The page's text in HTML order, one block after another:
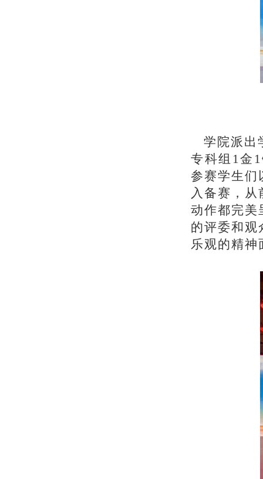
学院派出
专科组 1金
参赛学生们
入备赛，
动作都完美
的评委和观
乐观的精神